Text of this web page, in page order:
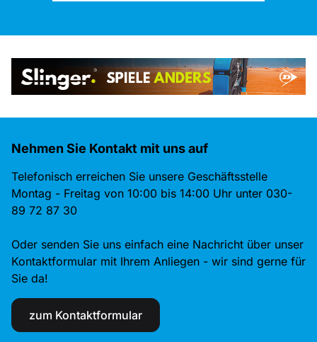
Nehmen Sie Kontakt mit uns auf
Telefonisch erreichen Sie unsere Geschäftsstelle
Montag - Freitag von 10:00 bis 14:00 Uhr unter 030-
89 72 87 30
Oder senden Sie uns einfach eine Nachricht über unser
Kontaktformular mit Ihrem Anliegen - wir sind gerne für
Sie da!
zum Kontaktformular